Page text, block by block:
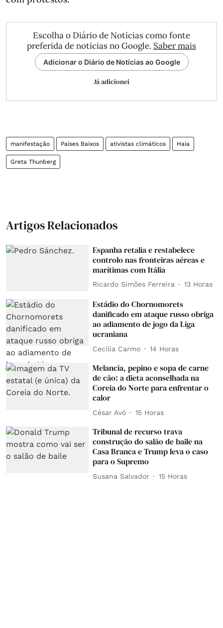
Escolha o Diário de Notícias como fonte
preferida de notícias no Google. Saber mais
Adicionar o Diário de Notícias ao Google
Já adicionei
manifestação Países Baixos ativistas climáticos Haia
Greta Thunberg
Artigos Relacionados
Espanha retalia e restabelece
controlo nas fronteiras aéreas e
marítimas com Itália
Ricardo Simões Ferreira 13 Horas
Estádio do Chornomorets
danificado em ataque russo obriga
ao adiamento de jogo da Liga
ucraniana
Cecília Carmo 14 Horas
Melancia, pepino e sopa de carne
de cão: a dieta aconselhada na
Coreia do Norte para enfrentar o
calor
César Avó 15 Horas
Tribunal de recurso trava
construção do salão de baile na
Casa Branca e Trump leva o caso
para o Supremo
Susana Salvador 15 Horas